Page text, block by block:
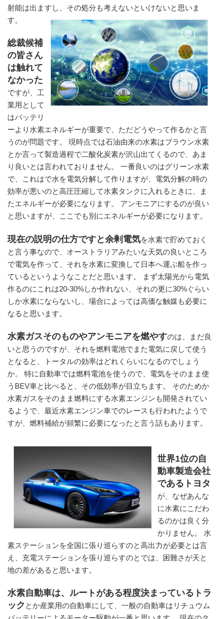
射能は出ますし、その処分も考えないといけないと思いま
す。
総裁候補
の皆さん
は触れて
なかった
ですが、工
業用として
はバッテリ
ーより水素エネルギーが重要で、ただどうやって作るかと言
うのが問題です。 現時点では石油由来の水素はブラウン水素
とか言って製造過程で二酸化炭素が沢山出てくるので、あま
り良いとは言われておりません。 一番良いのはグリーン水素
で、これはで水を電気分解して作りますが、電気分解の時の
効率が悪いのと高圧圧縮して水素タンクに入れるときに、ま
たエネルギーが必要になります。 アンモニアにするのが良い
と思いますが、ここでも別にエネルギーが必要になります。
現在の説明の仕方ですと余剰電気を水素で貯めておく
と言う事なので、オーストラリアみたいな天気の良いところ
で電気を作って、それを水素に変換して日本へ運ぶ船を作っ
ているというようなことだと思います。 まず太陽光から電気
作るのにこれは20‐30%しか作れない、それの更に30%ぐらい
しか水素にならないし、場合によっては高価な触媒も必要に
なると思います。
水素ガスそのものやアンモニアを燃やすのは、まだ良
いと思うのですが、それを燃料電池でまた電気に戻して使う
となると、トータルの効率はどれくらいになるのでしょう
か。 特に自動車では燃料電池を使うので、電気をそのまま使
うBEV車と比べると、その低効率が目立ちます。 そのためか
水素ガスをそのまま燃料にする水素エンジンも開発されてい
るようで、最近水素エンジン車でのレースも行われたようで
すが、燃料補給が頻繁に必要になったと言う話もあります。
世界1位の自
動車製造会社
であるトヨタ
が、なぜあんな
に水素にこだわ
るのかは良く分
かりません。 水
素ステーションを全国に張り巡らすのと高出力が必要とは言
え、充電ステーションを張り巡らすのとでは、困難さが天と
地の差があると思います。
水素自動車は、ルートがある程度決まっているトラ
ック とか産業用の自動車にして、一般の自動車はリチュウム